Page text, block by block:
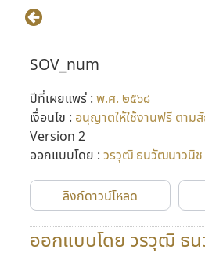
SOV_num
ปีที่เผยแพร่ : พ.ศ. ๒๕๖๘
เงื่อนไข : อนุญาตให้ใช้งานฟรี ตา
Version 2
ออกแบบโดย : วรวุฒิ ธนวัฒนาวนิช
ลิงก์ดาวน์โหลด
ออกแบบโดย วรวุฒิ ธ